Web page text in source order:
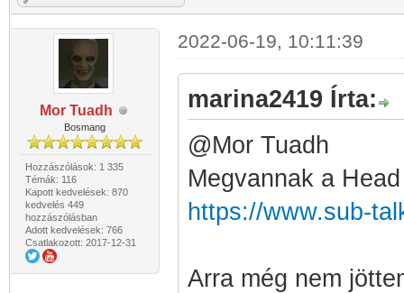
Mor Tuadh
Bosmang
Hozzászólások: 1 335
Témák: 116
Kapott kedvelések: 870
kedvelés 449
hozzászólásban
Adott kedvelések: 766
Csatlakozott: 2017-12-31
2022-06-19, 10:11:39
marina2419 Írta:
@Mor Tuadh
Megvannak a
https://www.sub-
Arra még nem